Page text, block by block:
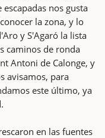
nos gusta
la zona, y lo
y S'Agaró la lista
caminos de ronda
Antoni de Calonge, y
avisamos, para
este último, ya
en las fuentes